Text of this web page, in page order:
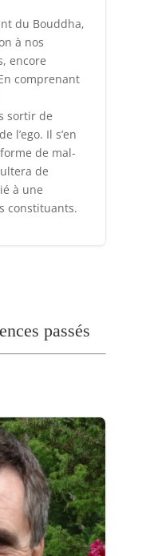
du Bouddha,
à nos
encore
comprenant
sortir de
l’ego. Il s’en
de mal-
de
à une
constituants.
passés